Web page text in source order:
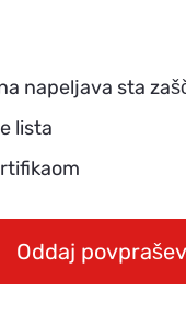
napeljava sta
lista
Oddaj